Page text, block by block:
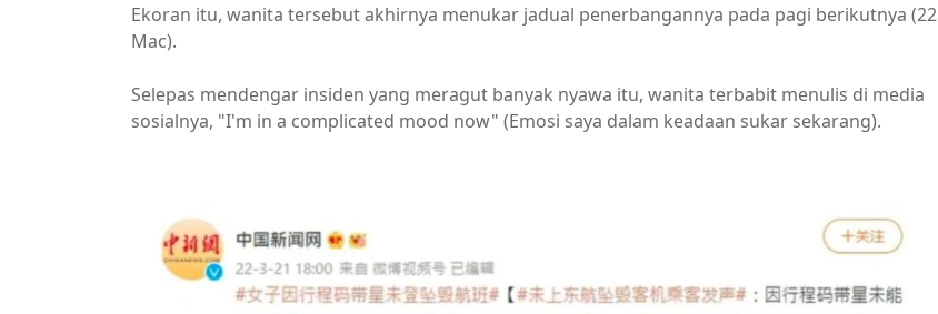
Ekoran itu, wanita tersebut akhirnya menukar jadual penerbangannya pada pagi berikutnya (22
Mac).
Selepas mendengar insiden yang meragut banyak nyawa itu, wanita terbabit menulis di media
sosialnya, "I'm in a complicated mood now" (Emosi saya dalam keadaan sukar sekarang).